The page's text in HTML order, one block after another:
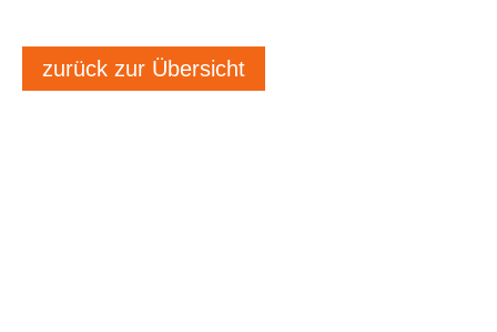
zurück zur Übersicht